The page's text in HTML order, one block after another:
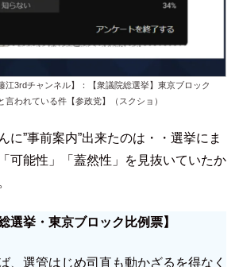
江3rdチャンネル】：【衆議院総選挙】東京ブロック
言われている件【参政党】（スクショ）
に”事前案内”出来たのは・・選挙にま
「可能性」「蓋然性」を見抜いていたか
選挙・東京ブロック比例票】
、選管はじめ司直も動かざるを得なく